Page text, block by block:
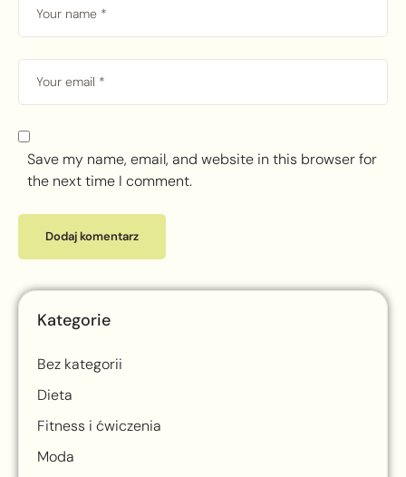
Save my name, email, and website in this browser for
the next time I comment.
Kategorie
Bez kategorii
Dieta
Fitness i ćwiczenia
Moda